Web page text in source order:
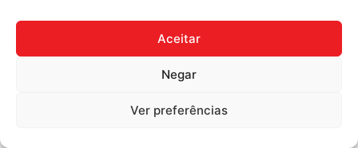
Aceitar
Negar
Ver preferências
Desenvolvido porFast Digital 360